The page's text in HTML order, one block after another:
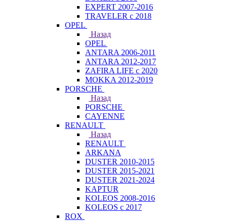
EXPERT 2007-2016
TRAVELER с 2018
OPEL
Назад
OPEL
ANTARA 2006-2011
ANTARA 2012-2017
ZAFIRA LIFE с 2020
MOKKA 2012-2019
PORSCHE
Назад
PORSCHE
CAYENNE
RENAULT
Назад
RENAULT
ARKANA
DUSTER 2010-2015
DUSTER 2015-2021
DUSTER 2021-2024
KAPTUR
KOLEOS 2008-2016
KOLEOS с 2017
ROX